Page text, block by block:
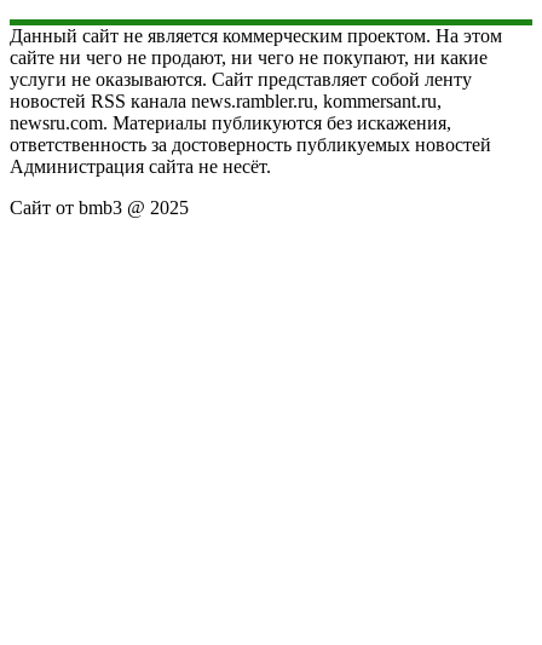
Данный сайт не является коммерческим проектом. На этом
сайте ни чего не продают, ни чего не покупают, ни какие
услуги не оказываются. Сайт представляет собой ленту
новостей RSS канала news.rambler.ru, kommersant.ru,
newsru.com. Материалы публикуются без искажения,
ответственность за достоверность публикуемых новостей
Администрация сайта не несёт.
Сайт от bmb3 @ 2025